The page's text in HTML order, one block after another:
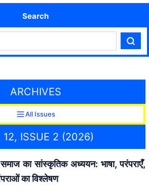
Search
ARCHIVES
All Issues
12, ISSUE 2 (2026)
का सांस्कृतिक अध्ययन: भाषा, परंपराएँ,
का विश्लेषण